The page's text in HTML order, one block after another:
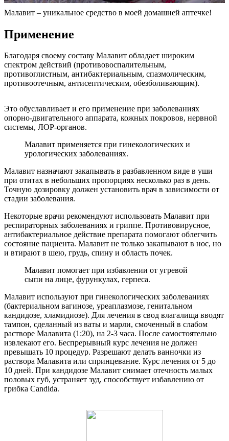
Малавит – уникальное средство в моей домашней аптечке!
Применение
Благодаря своему составу Малавит обладает широким
спектром действий (противовоспалительным,
противоглистным, антибактериальным, спазмолическим,
противоотечным, антисептическим, обезболивающим).
Это обуславливает и его применение при заболеваниях
опорно-двигательного аппарата, кожных покровов, нервной
системы, ЛОР-органов.
Малавит применяется при гинекологических и
урологических заболеваниях.
Малавит назначают закапывать в разбавленном виде в уши
при отитах в небольших пропорциях несколько раз в день.
Точную дозировку должен установить врач в зависимости от
стадии заболевания.
Некоторые врачи рекомендуют использовать Малавит при
респираторных заболеваниях и гриппе. Противовирусное,
антибактериальное действие препарата помогают облегчить
состояние пациента. Малавит не только закапывают в нос, но
и втирают в шею, грудь, спину и область почек.
Малавит помогает при избавлении от угревой
сыпи на лице, фурункулах, герпеса.
Малавит используют при гинекологических заболеваниях
(бактериальном вагинозе, уреаплазмозе, генитальном
кандидозе, хламидиозе). Для лечения в свод влагалища вводят
тампон, сделанный из ваты и марли, смоченный в слабом
растворе Малавита (1:20), на 2-3 часа. После самостоятельно
извлекают его. Беспрерывный курс лечения не должен
превышать 10 процедур. Разрешают делать ванночки из
раствора Малавита или спринцевание. Курс лечения от 5 до
10 дней. При кандидозе Малавит снимает отечность малых
половых губ, устраняет зуд, способствует избавлению от
грибка Candida.